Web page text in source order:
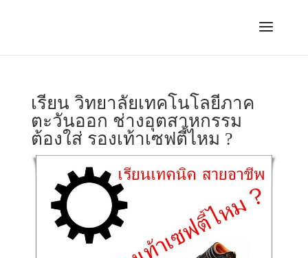
เรียน วิทยาลัยเทคโนโลยีภาค
ตะวันออก ช่างอุตสาหกรรม
ต้องใส่ รองเท้าเซฟตี้ไหม ?